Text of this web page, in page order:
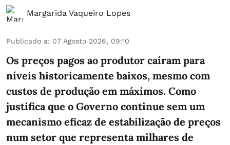
Margarida Vaqueiro Lopes
Publicado a: 07 Agosto 2026, 09:10
Os preços pagos ao produtor caíram para
níveis historicamente baixos, mesmo com
custos de produção em máximos. Como
justifica que o Governo continue sem um
mecanismo eficaz de estabilização de preços
num setor que representa milhares de